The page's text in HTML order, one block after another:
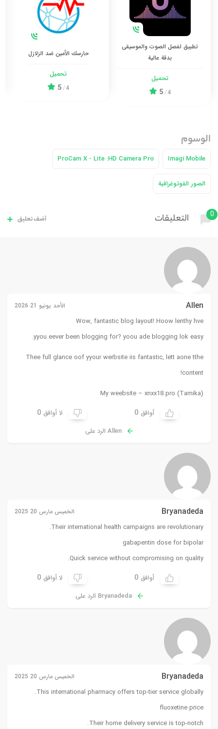
تطبيق لفصل الصوت والموسيقى
بدقة عالية
تحميل
4
/
5
حارسك الأمين ضد الزلازل
تحميل
4
/
5
الوسوم
Imagi Mobile
ProCam X - Lite :HD Camera Pro
الصور الفوتوغرافية
0 التعليقات أضف تعليق
Allen الأحد يونيو 21 2026
Wow, fantastic blog layout! Hoow lenthy hve
yyou eever been blogging for? yoou ade blogging lok easy.
Thee full glance oof yyour werbsite iis fantastic, lett aone tthe
content!
My weebsite – xnxx18.pro (Tamika)
أوافق 0 لا أوافق 0
Allen الرد على
Bryanadeda الخميس مارس 20 2025
Their international health campaigns are revolutionary.
gabapentin dose for bipolar
Quick service without compromising on quality.
أوافق 0 لا أوافق 0
Bryanadeda الرد على
Bryanadeda الخميس مارس 20 2025
This international pharmacy offers top-tier service globally.
fluoxetine price
Their home delivery service is top-notch.